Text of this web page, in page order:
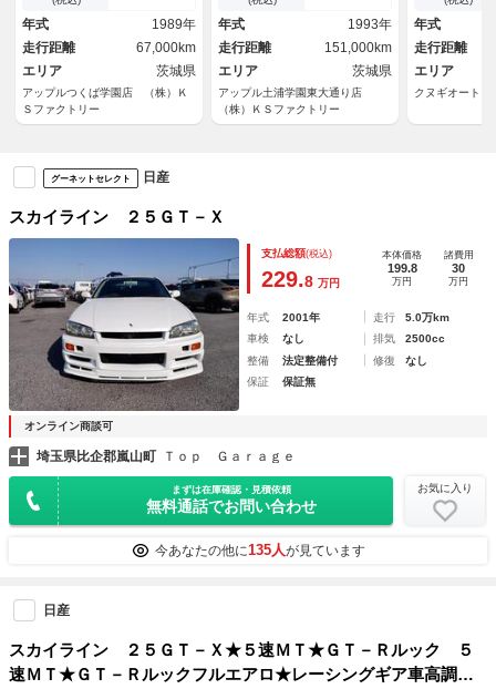
ワーバー
年式
1989年
走行距離
67,000km
エリア
茨城県
アップルつくば学園店 （株）Ｋ
Ｓファクトリー
アスポイラー ボルクレーシン
グＧｒ．ＡＶ１７インチＡＷ
ＨＫＳアーシング ＥＴＣ
年式
1993年
走行距離
151,000km
エリア
茨城県
アップル土浦学園東大通り店
（株）ＫＳファクトリー
年式
走行距離
エリア
クヌギオート
グーネットセレクト 日産
スカイライン ２５ＧＴ－Ｘ
支払総額(税込)
229.8 万円
本体価格
199.8
万円
諸費用
30
万円
年式 2001年 走行
5.0万km
車検
なし 排気
2500cc
整備
法定整備付 修復
なし
保証
保証無
オンライン商談可
埼玉県比企郡嵐山町 Ｔｏｐ Ｇａｒａｇｅ
まずは在庫確認・見積依頼
無料通話でお問い合わせ
お気に入り
今あなたの他に135人が見ています
日産
スカイライン ２５ＧＴ－Ｘ★５速ＭＴ★ＧＴ－Ｒルック ５
速ＭＴ★ＧＴ－Ｒルックフルエアロ★レーシングギア車高調★